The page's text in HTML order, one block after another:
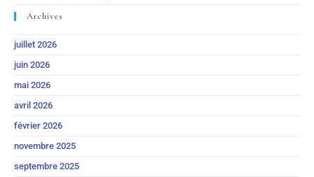
Archives
juillet 2026
juin 2026
mai 2026
avril 2026
février 2026
novembre 2025
septembre 2025